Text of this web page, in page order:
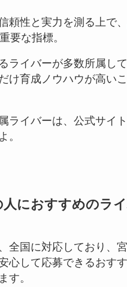
頼性と実力を測る上で、
要な指標。
ライバーが多数所属し
け育成ノウハウが高い
ライバーは、公式サイ
。
人におすすめのラ
全国に対応しており、
心して応募できるおす
す。